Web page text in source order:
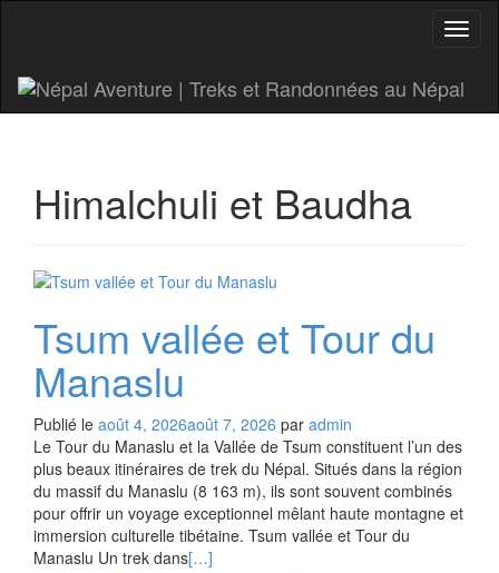
Himalchuli et Baudha
Tsum vallée et Tour du
Manaslu
Publié le août 4, 2026août 7, 2026 par admin
Le Tour du Manaslu et la Vallée de Tsum constituent l’un des
plus beaux itinéraires de trek du Népal. Situés dans la région
du massif du Manaslu (8 163 m), ils sont souvent combinés
pour offrir un voyage exceptionnel mêlant haute montagne et
immersion culturelle tibétaine. Tsum vallée et Tour du
Manaslu Un trek dans[…]